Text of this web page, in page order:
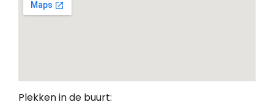
Plekken in de buurt: